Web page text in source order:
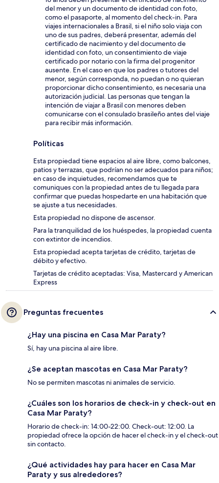
del menor y un documento de identidad con foto,
como el pasaporte, al momento del check-in. Para
viajes internacionales a Brasil, si el niño solo viaja con
uno de sus padres, deberá presentar, además del
certificado de nacimiento y del documento de
identidad con foto, un consentimiento de viaje
certificado por notario con la firma del progenitor
ausente. En el caso en que los padres o tutores del
menor, según corresponda, no puedan o no quieran
proporcionar dicho consentimiento, es necesaria una
autorización judicial. Las personas que tengan la
intención de viajar a Brasil con menores deben
comunicarse con el consulado brasileño antes del viaje
para recibir más información.
Políticas
Esta propiedad tiene espacios al aire libre, como balcones,
patios y terrazas, que podrían no ser adecuados para niños;
en caso de inquietudes, recomendamos que te
comuniques con la propiedad antes de tu llegada para
confirmar que puedas hospedarte en una habitación que
se ajuste a tus necesidades.
Esta propiedad no dispone de ascensor.
Para la tranquilidad de los huéspedes, la propiedad cuenta
con extintor de incendios.
Esta propiedad acepta tarjetas de crédito, tarjetas de
débito y efectivo.
Tarjetas de crédito aceptadas: Visa, Mastercard y American
Express
Preguntas frecuentes
¿Hay una piscina en Casa Mar Paraty?
Sí, hay una piscina al aire libre.
¿Se aceptan mascotas en Casa Mar Paraty?
No se permiten mascotas ni animales de servicio.
¿Cuáles son los horarios de check-in y check-out en
Casa Mar Paraty?
Horario de check-in: 14:00-22:00. Check-out: 12:00. La
propiedad ofrece la opción de hacer el check-in y el check-out
sin contacto.
¿Qué actividades hay para hacer en Casa Mar
Paraty y sus alrededores?